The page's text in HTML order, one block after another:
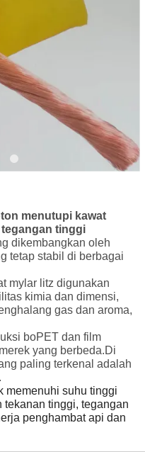
menutupi kawat
tinggi
dikembangkan oleh
tetap stabil di berbagai
mylar litz digunakan
kimia dan dimensi,
gas dan aroma,
boPET dan film
yang berbeda.Di
paling terkenal adalah
memenuhi suhu tinggi
tinggi, tegangan
penghambat api dan